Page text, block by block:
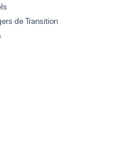
de Transition